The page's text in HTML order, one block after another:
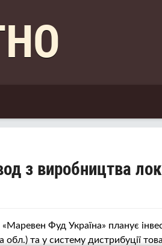
з виробництва
Фуд Україна» планує
та у систему дистрибуції